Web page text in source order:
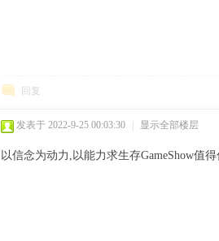
回复
发表于 2022-9-25 00:03:30 显示全部楼层
以信念为动力,以能力求生存GameShow值